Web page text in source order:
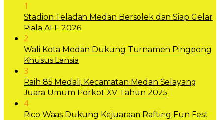
1
Stadion Teladan Medan Bersolek dan Siap Gelar
Piala AFF 2026
2
Wali Kota Medan Dukung Turnamen Pingpong
Khusus Lansia
3
Raih 85 Medali, Kecamatan Medan Selayang
Juara Umum Porkot XV Tahun 2025
4
Rico Waas Dukung Kejuaraan Rafting Fun Fest